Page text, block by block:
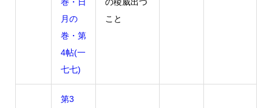
月の
巻・第
4帖(一
七七)
こと
第3